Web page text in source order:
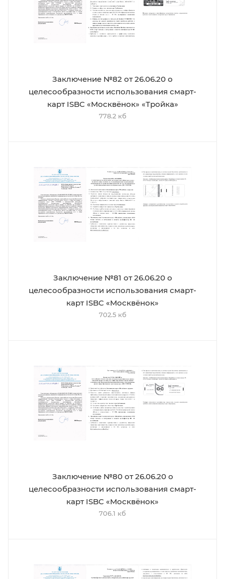
Заключение №82 от 26.06.20 о
целесообразности использования смарт-
карт ISBC «Москвёнок» «Тройка»
778.2 кб
Заключение №81 от 26.06.20 о
целесообразности использования смарт-
карт ISBC «Москвёнок»
702.5 кб
Заключение №80 от 26.06.20 о
целесообразности использования смарт-
карт ISBC «Москвёнок»
706.1 кб